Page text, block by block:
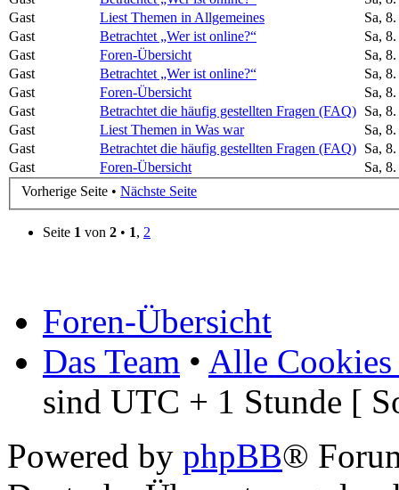
Gast
Liest Themen in Allgemeines
Sa,
Gast
Betrachtet „Wer ist online?“
Sa,
Gast
Foren-Übersicht
Sa,
Gast
Betrachtet „Wer ist online?“
Sa,
Gast
Foren-Übersicht
Sa,
Gast
Betrachtet die häufig gestellten Fragen (FAQ) Sa,
Gast
Liest Themen in Was war
Sa,
Gast
Betrachtet die häufig gestellten Fragen (FAQ) Sa,
Gast
Foren-Übersicht
Sa,
Vorherige Seite • Nächste Seite
Seite 1 von 2 • 1, 2
Foren-Übersicht
Das Team • Alle Cookies
sind UTC + 1 Stunde [
Powered by phpBB®